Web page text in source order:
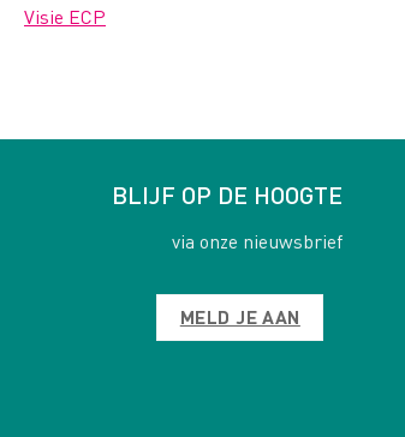
Visie ECP
BLIJF OP DE HOOGTE
via onze nieuwsbrief
MELD JE AAN